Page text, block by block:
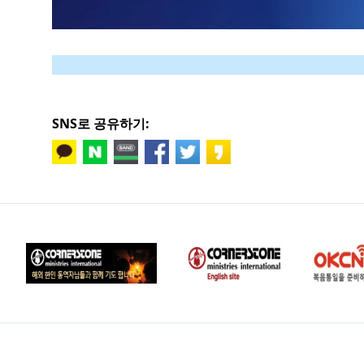
SNS로 공유하기: